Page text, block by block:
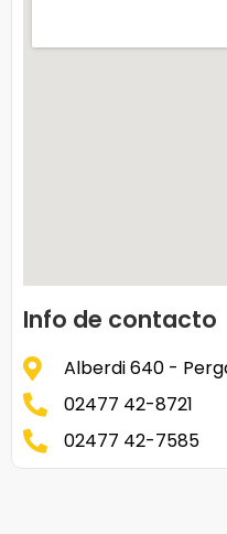
Info de contacto
Alberdi 640 -
02477 42-8721
02477 42-7585